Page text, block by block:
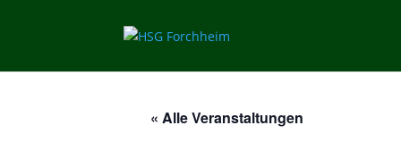
« Alle Veranstaltungen